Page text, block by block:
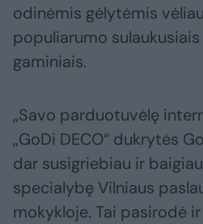
odinėmis gėlytėmis
populiarumo
gaminiais.
„Savo parduotuvėlę
„GoDi DECO“ dukrytės
dar susigriebiau ir
specialybę Vilniaus
mokykloje. Tai pasirodė